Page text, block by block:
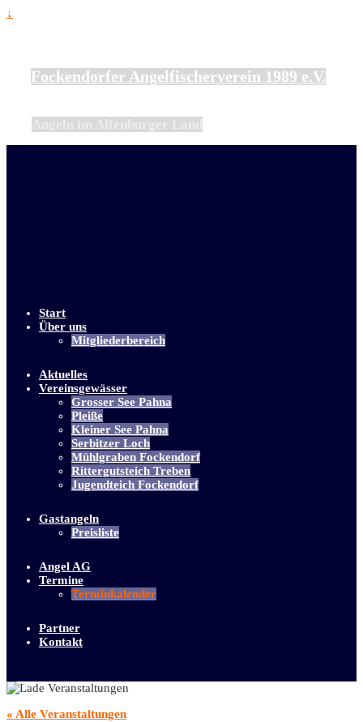
↓
Fockendorfer Angelfischerverein 1989 e.V.
Start
Über uns
Mitgliederbereich
Aktuelles
Vereinsgewässer
Grosser See Pahna
Pleiße
Kleiner See Pahna
Serbitzer Loch
Mühlgraben Fockendorf
Rittergutsteich Treben
Jugendteich Fockendorf
Gastangeln
Preisliste
Angel AG
Termine
Terminkalender
Partner
Kontakt
« Alle Veranstaltungen